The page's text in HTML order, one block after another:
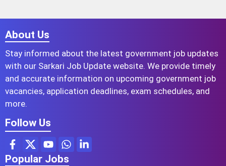
About Us
Stay informed about the latest government job updates
with our Sarkari Job Update website. We provide timely
and accurate information on upcoming government job
vacancies, application deadlines, exam schedules, and
more.
Follow Us
Popular Jobs